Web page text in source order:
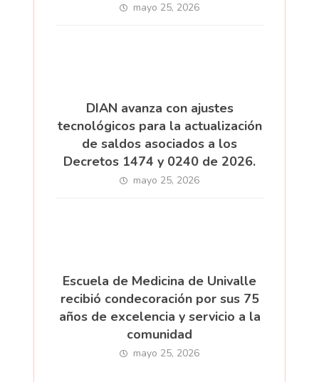
mayo 25, 2026
DIAN avanza con ajustes
tecnológicos para la actualización
de saldos asociados a los
Decretos 1474 y 0240 de 2026.
mayo 25, 2026
Escuela de Medicina de Univalle
recibió condecoración por sus 75
años de excelencia y servicio a la
comunidad
mayo 25, 2026